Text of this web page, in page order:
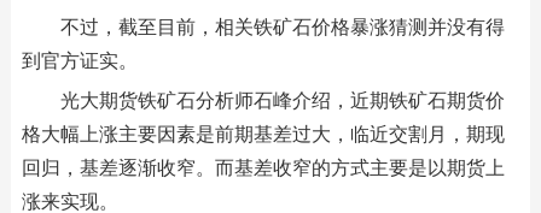
不过，截至目前，相关铁矿石价格暴涨猜测并没有得
到官方证实。
光大期货铁矿石分析师石峰介绍，近期铁矿石期货价
格大幅上涨主要因素是前期基差过大，临近交割月，期现
回归，基差逐渐收窄。而基差收窄的方式主要是以期货上
涨来实现。